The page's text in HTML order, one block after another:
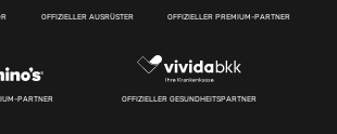
OFFIZIELLER AUSRÜSTER OFFIZIELLER PREMIUM-PARTNER
PARTNER OFFIZIELLER GESUNDHEITSPARTNER